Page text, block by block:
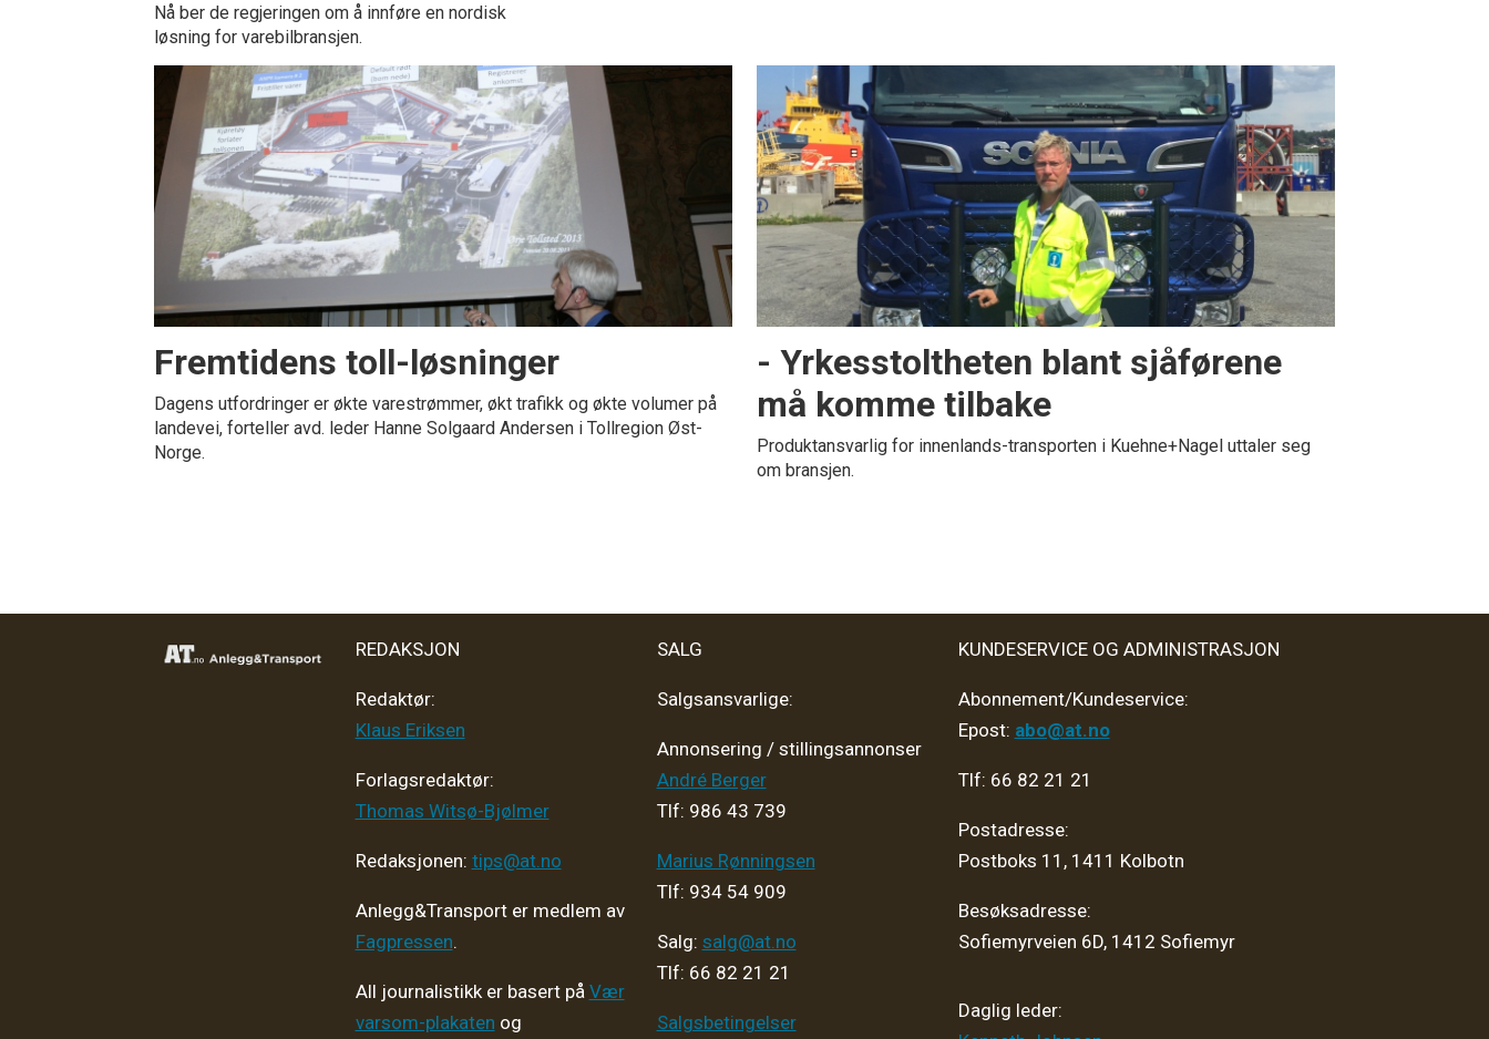
Nå ber de regjeringen om å innføre en nordisk
løsning for varebilbransjen.
Fremtidens toll-løsninger
Dagens utfordringer er økte varestrømmer, økt trafikk og økte volumer på
landevei, forteller avd. leder Hanne Solgaard Andersen i Tollregion Øst-
Norge.
- Yrkesstoltheten blant sjåførene
må komme tilbake
Produktansvarlig for innenlands-transporten i Kuehne+Nagel uttaler seg
om bransjen.
REDAKSJON
Redaktør:
Klaus Eriksen
Forlagsredaktør:
Thomas Witsø-Bjølmer
Redaksjonen: tips@at.no
Anlegg&Transport er medlem av
Fagpressen.
All journalistikk er basert på Vær
varsom-plakaten og
SALG
Salgsansvarlige:
Annonsering / stillingsannonser
André Berger
Tlf: 986 43 739
Marius Rønningsen
Tlf: 934 54 909
Salg: salg@at.no
Tlf: 66 82 21 21
Salgsbetingelser
KUNDESERVICE OG ADMINISTRASJON
Abonnement/Kundeservice:
Epost: abo@at.no
Tlf: 66 82 21 21
Postadresse:
Postboks 11, 1411 Kolbotn
Besøksadresse:
Sofiemyrveien 6D, 1412 Sofiemyr
Daglig leder: